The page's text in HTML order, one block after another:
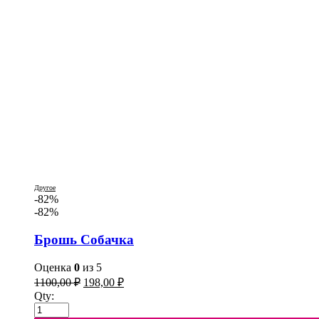
Другое
-82%
-82%
Брошь Собачка
Оценка 0 из 5
1100,00₽ 198,00 ₽
Qty: